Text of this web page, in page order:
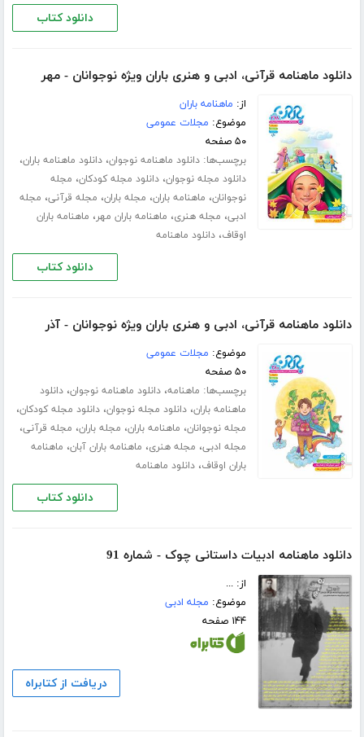
دانلود کتاب
دانلود ماهنامه قرآنی، ادبی و هنری باران ویژه نوجوانان - مهر
از: ماهنامه باران
موضوع: مجلات عمومی
۵۰ صفحه
برچسب‌ها:دانلود ماهنامه نوجوان،دانلود ماهنامه باران،
دانلود مجله نوجوان،دانلود مجله کودکان، مجله
نوجوانان، ماهنامه باران، مجله باران، مجله قرآنی، مجله
ادبی، مجله هنری، ماهنامه باران مهر، ماهنامه باران
اوقاف،دانلود ماهنامه
دانلود کتاب
دانلود ماهنامه قرآنی، ادبی و هنری باران ویژه نوجوانان - آذر
موضوع: مجلات عمومی
۵۰ صفحه
برچسب‌ها: ماهنامه،دانلود ماهنامه نوجوان،دانلود
ماهنامه باران،دانلود مجله نوجوان،دانلود مجله کودکان،
مجله نوجوانان، ماهنامه باران، مجله باران، مجله قرآنی،
مجله ادبی، مجله هنری، ماهنامه باران آبان، ماهنامه
باران اوقاف،دانلود ماهنامه
دانلود کتاب
دانلود ماهنامه ادبیات داستانی چوک - شماره 91
از: ...
موضوع: مجله ادبی
۱۴۴ صفحه
دریافت از کتابراه